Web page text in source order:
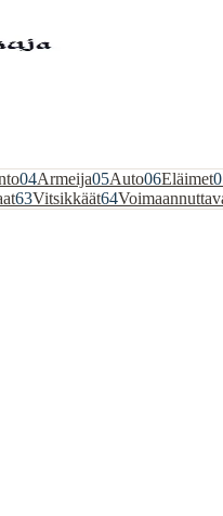
04Armeija05Auto06Eläimet
63Vitsikkäät64